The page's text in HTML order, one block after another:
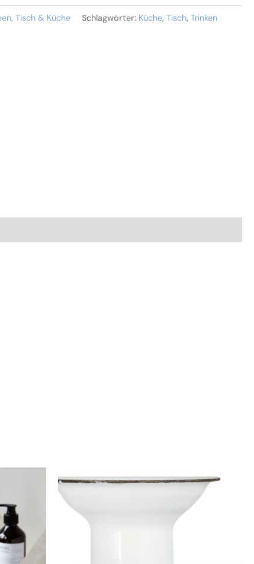
, Tisch & Küche Schlagwörter: Küche, Tisch, Trinken